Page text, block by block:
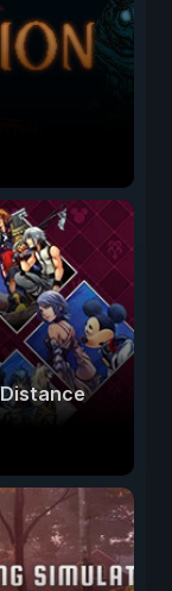
Distance